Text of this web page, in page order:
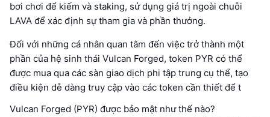
bơi chơi để kiếm và staking, sử dụng giá trị ngoài chuỗi
LAVA để xác định sự tham gia và phần thưởng.
Đối với những cá nhân quan tâm đến việc trở thành một
phần của hệ sinh thái Vulcan Forged, token PYR có thể
được mua qua các sàn giao dịch phi tập trung cụ thể, tạo
điều kiện dễ dàng truy cập vào các token cần thiết để t
Vulcan Forged (PYR) được bảo mật như thế nào?